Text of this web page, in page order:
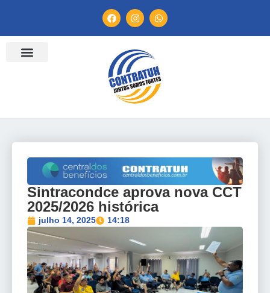
Sintracondce aprova nova CCT
2025/2026 histórica
julho 14, 2025 14:18